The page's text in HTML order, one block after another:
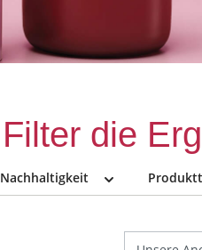
Filter die
Nachhaltigkeit